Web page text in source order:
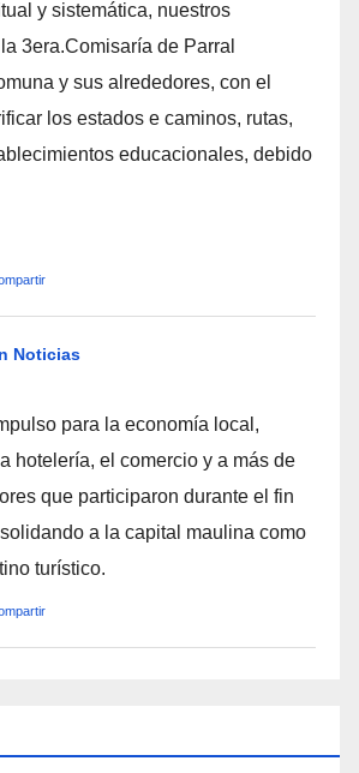
y sistemática, nuestros
3era.Comisaría de Parral
y sus alrededores, con el
los estados e caminos, rutas,
educacionales, debido
Noticias
para la economía local,
hotelería, el comercio y a más de
que participaron durante el fin
a la capital maulina como
turístico.